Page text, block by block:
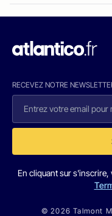
RECEVEZ NOTRE
En cliquant sur
© 2026 Talmont